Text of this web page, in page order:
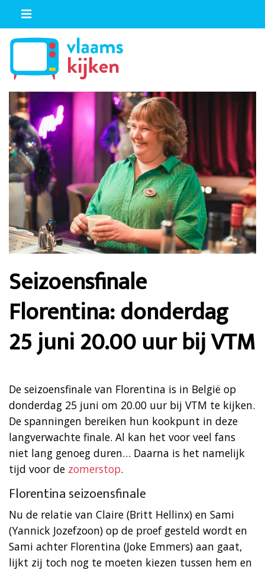
Seizoensfinale
Florentina: donderdag
25 juni 20.00 uur bij VTM
De seizoensfinale van Florentina is in België op
donderdag 25 juni om 20.00 uur bij VTM te kijken.
De spanningen bereiken hun kookpunt in deze
langverwachte finale. Al kan het voor veel fans
niet lang genoeg duren… Daarna is het namelijk
tijd voor de zomerstop.
Florentina seizoensfinale
Nu de relatie van Claire (Britt Hellinx) en Sami
(Yannick Jozefzoon) op de proef gesteld wordt en
Sami achter Florentina (Joke Emmers) aan gaat,
lijkt zij toch nog te moeten kiezen tussen hem en